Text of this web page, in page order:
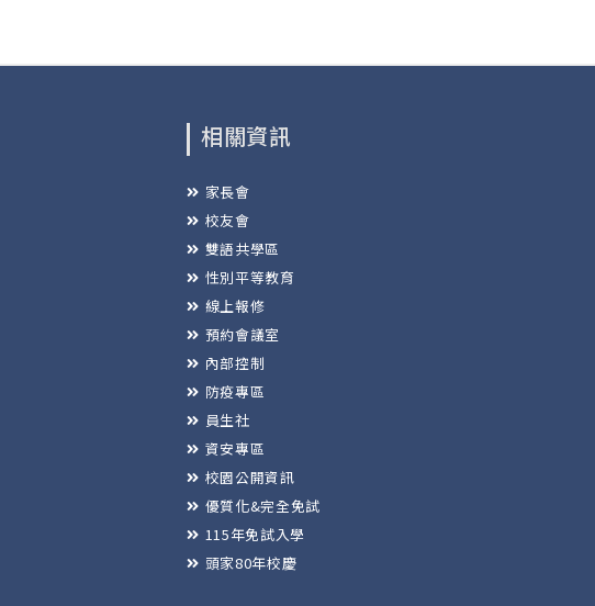
相關資訊
家長會
校友會
雙語共學區
性別平等教育
線上報修
預約會議室
內部控制
防疫專區
員生社
資安專區
校園公開資訊
優質化&完全免試
115年免試入學
頭家80年校慶